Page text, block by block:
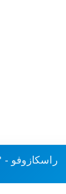
ASTRAKHAN' - راسكازوفو